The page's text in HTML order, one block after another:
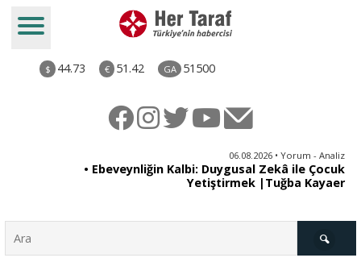
$ 44.73 € 51.42 GA 51500
06.08.2026 • Yorum - Analiz
• Ebeveynliğin Kalbi: Duygusal Zekâ ile Çocuk
Yetiştirmek |Tuğba Kayaer